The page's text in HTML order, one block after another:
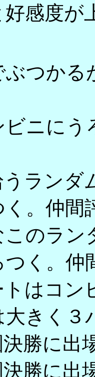
感度が
ぶつか
ビニに
ランダ
。仲間
このラン
つく。仲
はコン
大きく３
決勝に出
決勝に出